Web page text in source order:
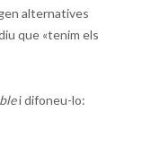
alternatives
que «tenim els
i difoneu-lo: